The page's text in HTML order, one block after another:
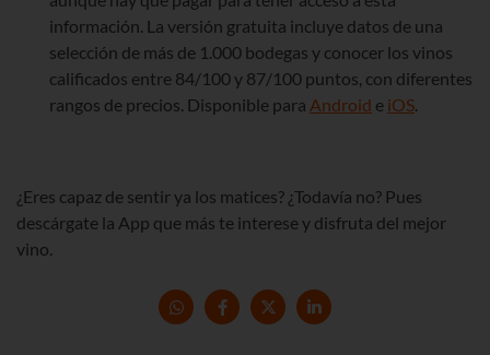
información. La versión gratuita incluye datos de una
selección de más de 1.000 bodegas y conocer los vinos
calificados entre 84/100 y 87/100 puntos, con diferentes
rangos de precios. Disponible para Android e iOS.
¿Eres capaz de sentir ya los matices? ¿Todavía no? Pues
descárgate la App que más te interese y disfruta del mejor
vino.